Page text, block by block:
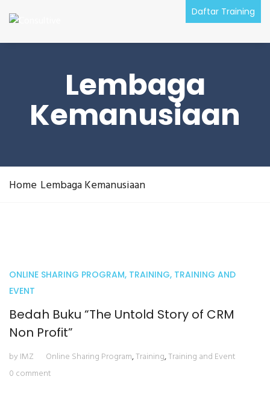
Daftar Training
Lembaga
Kemanusiaan
Home Lembaga Kemanusiaan
ONLINE SHARING PROGRAM, TRAINING, TRAINING AND
EVENT
Bedah Buku “The Untold Story of CRM
Non Profit”
by IMZ Online Sharing Program,Training,Training and Event
0 comment